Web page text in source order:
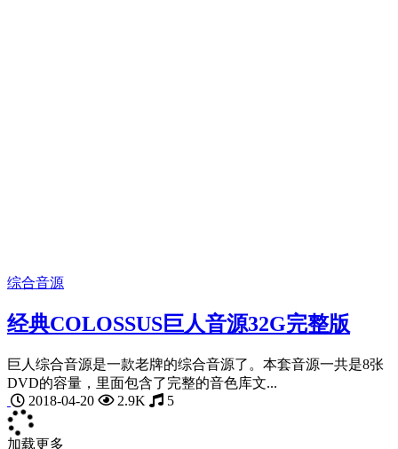
综合音源
经典COLOSSUS巨人音源32G完整版
巨人综合音源是一款老牌的综合音源了。本套音源一共是8张
DVD的容量，里面包含了完整的音色库文...
2018-04-20
2.9K 5
加载更多